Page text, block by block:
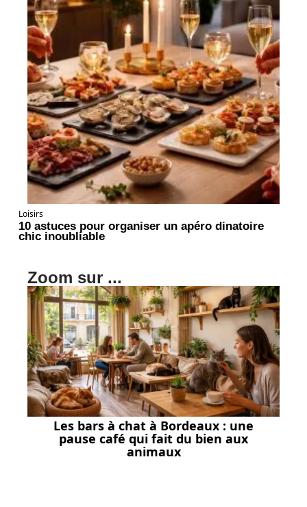
Loisirs
10 astuces pour organiser un apéro dinatoire
chic inoubliable
Zoom sur ...
Les bars à chat à Bordeaux : une
pause café qui fait du bien aux
animaux